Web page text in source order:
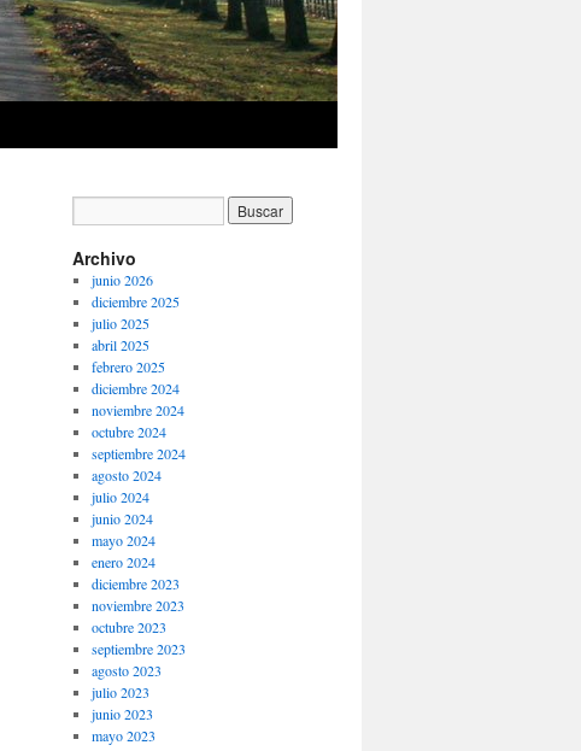
Archivo
junio 2026
diciembre 2025
julio 2025
abril 2025
febrero 2025
diciembre 2024
noviembre 2024
octubre 2024
septiembre 2024
agosto 2024
julio 2024
junio 2024
mayo 2024
enero 2024
diciembre 2023
noviembre 2023
octubre 2023
septiembre 2023
agosto 2023
julio 2023
junio 2023
mayo 2023